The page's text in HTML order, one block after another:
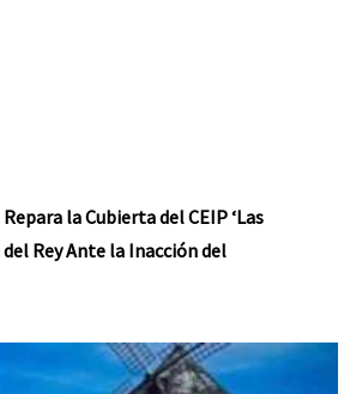
la Cubierta del CEIP ‘Las
Rey Ante la Inacción del